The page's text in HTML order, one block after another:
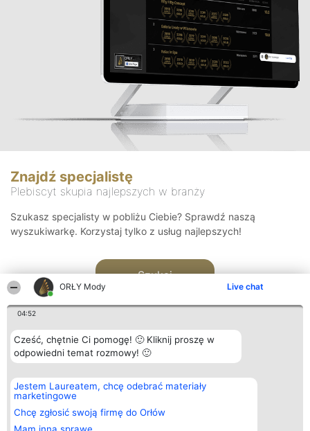
ORŁY Mody Live chat
04:52
Cześć, chętnie Ci pomogę! 🙂 Kliknij proszę w
odpowiedni temat rozmowy! 🙂
Jestem Laureatem, chcę odebrać materiały
marketingowe
Chcę zgłosić swoją firmę do Orłów
Znajdź specjalistę
Plebiscyt skupia najlepszych w branży
Szukasz specjalisty w pobliżu Ciebie? Sprawdź naszą
wyszukiwarkę. Korzystaj tylko z usług najlepszych!
Szukaj
Organizator plebiscytu
Bright Side Solutions sp. z o.
o. sp. k.
ul. Ruska 22
Wrocław 50-079
KRS 0000749100 | Regon
Plebiscyt
Laureaci
wszystkich
Laureatów
Kontakt
Kontakt